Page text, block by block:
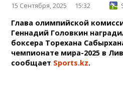
15 Сентября, 2025 15:32
Глава олимпийской
Геннадий Головкин
боксера Торехана
чемпионате мира-2025 в
сообщает Sports.kz.